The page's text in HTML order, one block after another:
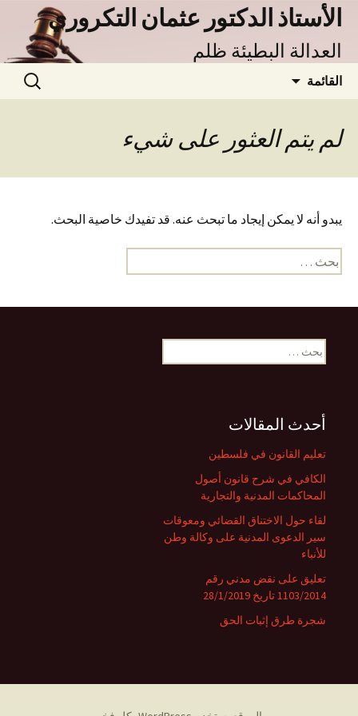
انتقل
المحتوى
الأستاذ الدكتور عثمان التكروري
العدالة البطيئة ظلم
القائمة
البحث
عن:
لم يتم العثور على شيء
يبدو أنه لا يمكن إيجاد ما تبحث عنه. قد تفيدك خاصية البحث.
البحث
عن:
عن:
أحدث المقالات
تعليم القانون في فلسطين
الكافي في شرح قانون أصول
المحاكمات المدنية والتجارية
لقاء حول الاختناق القضائي ومعوقات
سير الدعوى المدنية على وكالة وطن
للأنباء
تعليق على نقض مدني رقم
1103/2014 تاريخ 28/1/2019
شجرة طرق إثبات الحق